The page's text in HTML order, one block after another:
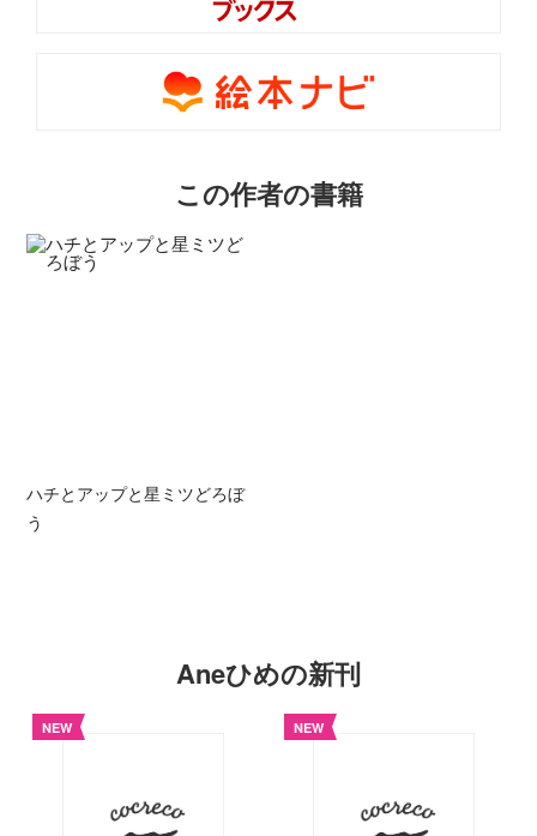
この作者の書籍
ハチとアップと星ミツどろぼ
う
Aneひめの新刊
NEW NEW